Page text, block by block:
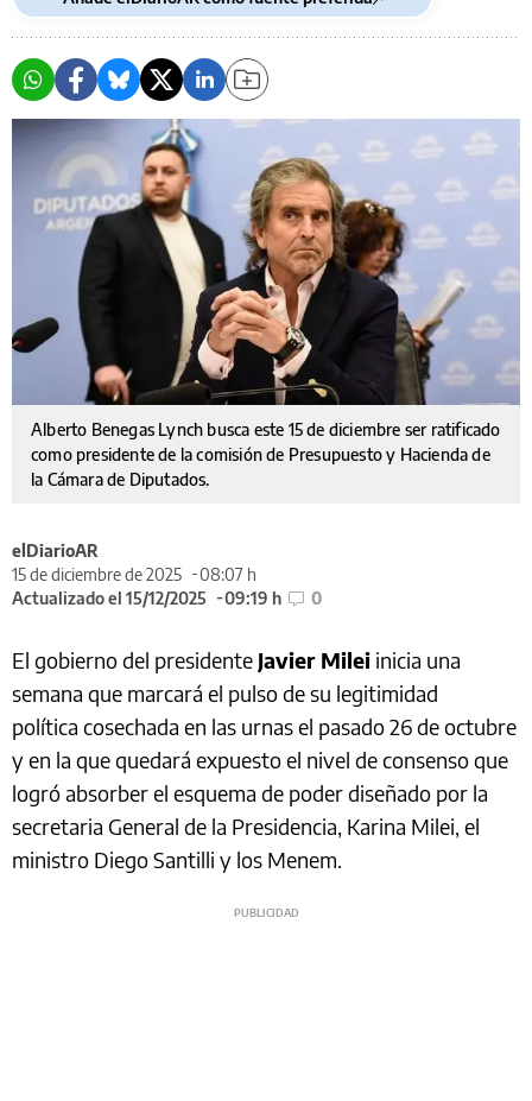
Alberto Benegas Lynch busca este 15 de diciembre ser ratificado
como presidente de la comisión de Presupuesto y Hacienda de
la Cámara de Diputados.
elDiarioAR
15 de diciembre de 2025
08:07 h
Actualizado el 15/12/2025
09:19 h 0
El gobierno del presidente Javier Milei inicia una
semana que marcará el pulso de su legitimidad
política cosechada en las urnas el pasado 26 de octubre
y en la que quedará expuesto el nivel de consenso que
logró absorber el esquema de poder diseñado por la
secretaria General de la Presidencia, Karina Milei, el
ministro Diego Santilli y los Menem.